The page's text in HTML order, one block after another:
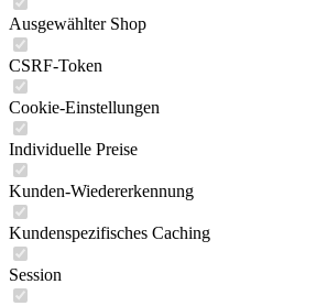
Ausgewählter Shop
CSRF-Token
Cookie-Einstellungen
Individuelle Preise
Kunden-Wiedererkennung
Kundenspezifisches Caching
Session